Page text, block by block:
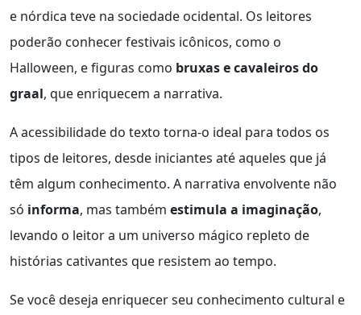
e nórdica teve na sociedade ocidental. Os leitores
poderão conhecer festivais icônicos, como o
Halloween, e figuras como bruxas e cavaleiros do
graal, que enriquecem a narrativa.
A acessibilidade do texto torna-o ideal para todos os
tipos de leitores, desde iniciantes até aqueles que já
têm algum conhecimento. A narrativa envolvente não
só informa, mas também estimula a imaginação,
levando o leitor a um universo mágico repleto de
histórias cativantes que resistem ao tempo.
Se você deseja enriquecer seu conhecimento cultural e